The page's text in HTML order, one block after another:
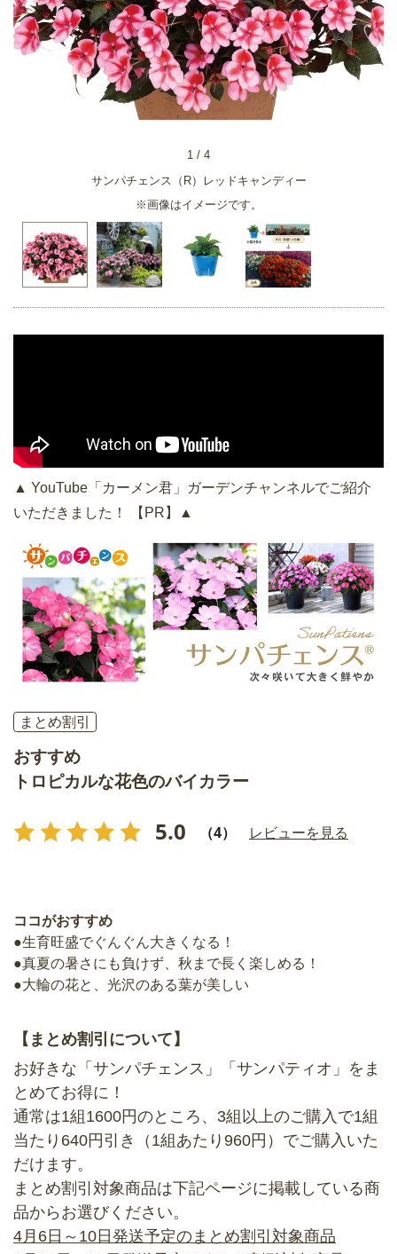
サンパチェンス（R）レッドキャンディー
※画像はイメージです。
1 / 4
まとめ割引
おすすめ
トロピカルな花色のバイカラー
5.0 （4） レビューを見る
ココがおすすめ
●生育旺盛でぐんぐん大きくなる！
●真夏の暑さにも負けず、秋まで長く楽しめる！
●大輪の花と、光沢のある葉が美しい
【まとめ割引について】
お好きな「サンパチェンス」「サンパティオ」をま
とめてお得に！
通常は1組1600円のところ、 3組以上のご購入で1組
当たり640円引き（1組あたり960円） でご購入いた
だけます。
まとめ割引対象商品は下記ページに掲載している商
品からお選びください。
4月6日～10日発送予定のまとめ割引対象商品
▲ YouTube「カーメン君」ガーデンチャンネルでご紹介
いただきました！ 【PR】▲